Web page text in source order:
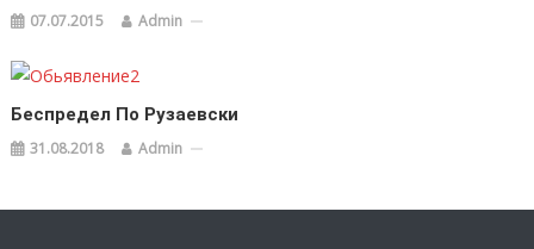
07.07.2015 Admin
Беспредел По Рузаевски
31.08.2018 Admin